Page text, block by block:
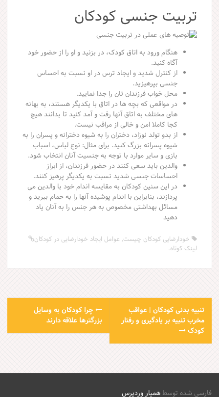
تربیت جنسی کودکان
هنگام ورود به اتاق کودک، در بزنید و او را از حضور خود
آگاه کنید.
از کنترل شدید و ایجاد ترس در او نسبت به احساس
جنسی بپرهیزید.
محل خواب فرزندان تان را جدا نمایید.
در مواقعی که بچه ها در اتاق با یکدیگر هستند، به بهانه
های مختلف به اتاق آنها رفت و آمد کنید تا بدانند هیچ
کجا کاملا امن و خالی از مراقب نیست.
از بدو تولد نوزاد، دختران را به شیوه دخترانه و پسران را به
شیوه پسرانه بزرگ کنید. برای مثال: نوع لباس، اسباب
بازی و سایر موارد با توجه به جنسیت آنان انتخاب شود.
والدین باید سعی کنند در حضور فرزندان، از ابراز
احساسات جنسی شدید نسبت به یکدیگر پرهیز کنند.
در این سنین کودکان به مقایسه اندام خود با والدین می
پردازند، بنابراین با اندام پوشیده آنها را به حمام ببرید و
مسائل بهداشتی مخصوص به هر جنس را به آنان یاد
دهید
خودارضایی کودکان چیست, عوامل ایجاد خودارضایی در کودکان
لینک کوتاه.
P
o
t
چرا کودکان به وسایل
بزرگترها علاقه دارند
تنبیه بدنی کودکان | عواقب
مخرب تنبیه بر یادگیری و رفتار
کودک
فارسی شده توسط همیار وردپرس